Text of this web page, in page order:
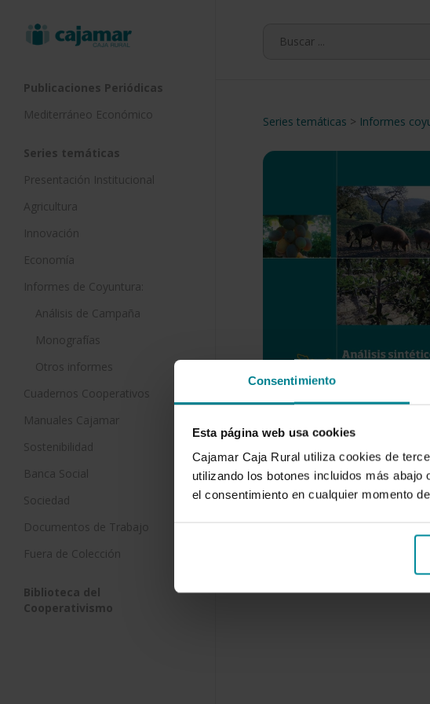
Consentimiento
Esta página web usa cookies
Cajamar Caja Rural utiliza cookies de
utilizando los botones incluidos más abajo
el consentimiento en cualquier momento
Publicaciones Periódicas
Mediterráneo Económico
Series temáticas
Presentación Institucional
Agricultura
Innovación
Economía
Informes de Coyuntura:
Análisis de Campaña
Monografías
Otros informes
Cuadernos Cooperativos
Manuales Cajamar
Sostenibilidad
Banca Social
Sociedad
Documentos de Trabajo
Fuera de Colección
Biblioteca del
Cooperativismo
Series temáticas > Informes